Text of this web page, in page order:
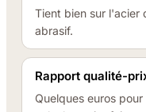
Tient bien sur l'acier
abrasif.
Rapport qualité-
Quelques euros